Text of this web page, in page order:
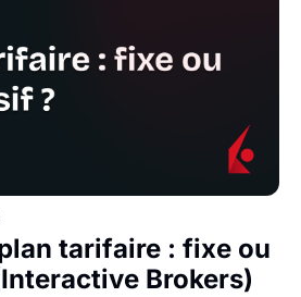
tarifaire : fixe ou
Brokers)